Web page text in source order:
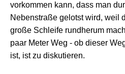
vorkommen kann, dass man
Nebenstraße gelotst wird, weil
große Schleife rundherum
paar Meter Weg - ob dieser
ist, ist zu diskutieren.